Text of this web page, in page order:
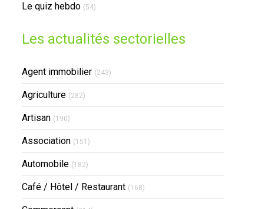
Le quiz hebdo (54)
Les actualités sectorielles
Agent immobilier (243)
Agriculture (282)
Artisan (190)
Association (151)
Automobile (182)
Café / Hôtel / Restaurant (168)